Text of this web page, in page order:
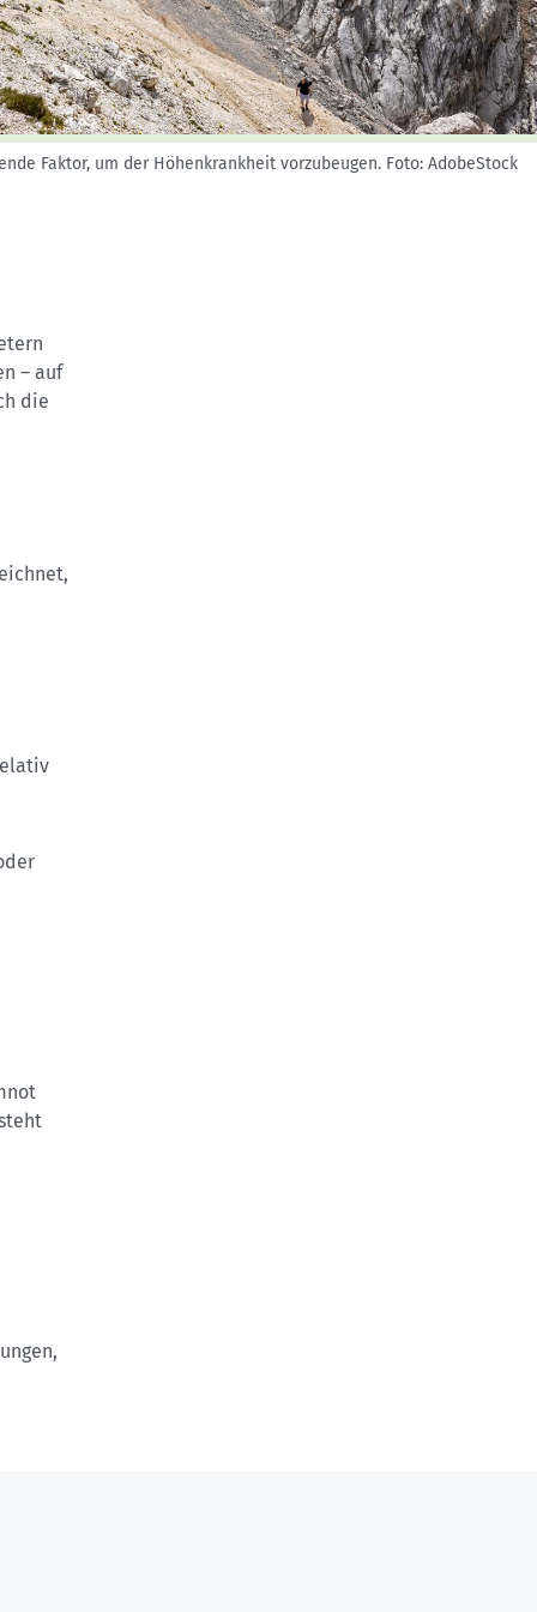
Wandern und Bergsteigen
Wettkampfklettern
Faktor, um der Höhenkrankheit vorzubeugen. Foto: AdobeStock
– auf
die